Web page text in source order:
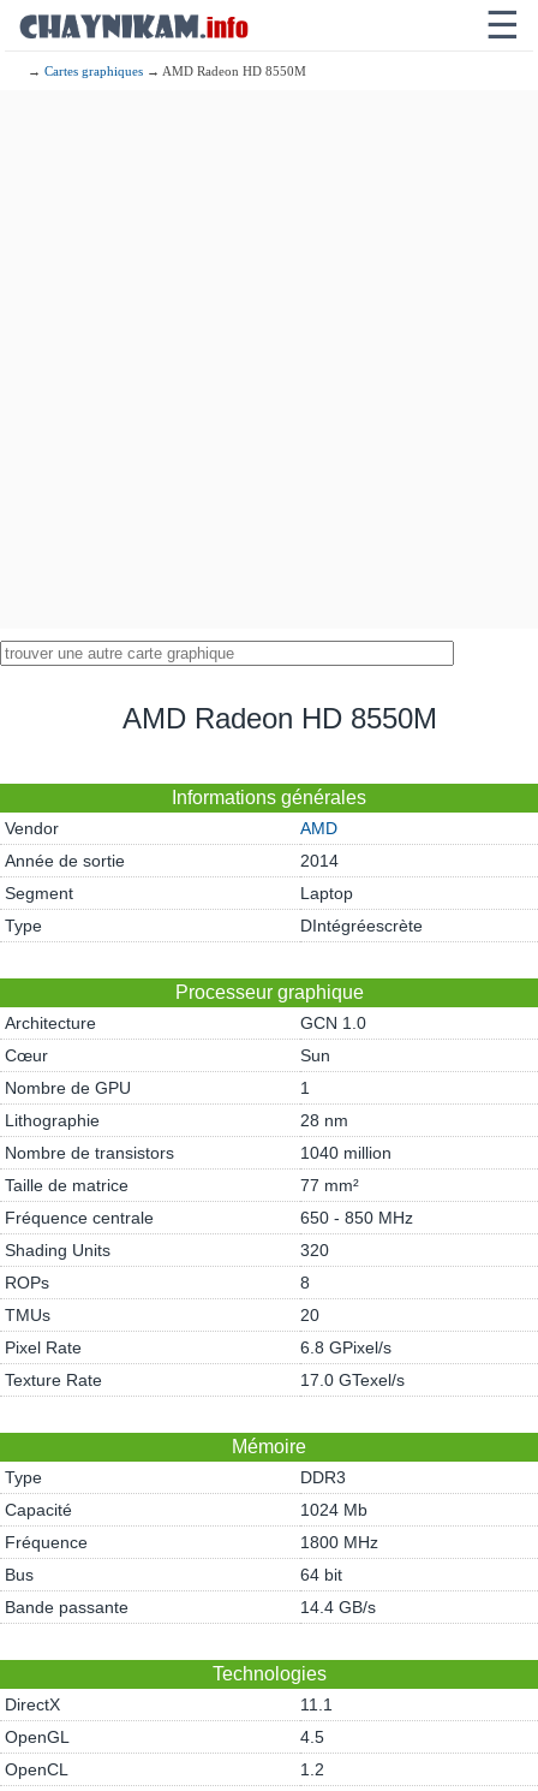
☰
→Cartes graphiques → AMD Radeon HD 8550M
AMD Radeon HD 8550M
Informations générales
Vendor
AMD
Année de sortie
2014
Segment
Laptop
Type
DIntégréescrète
Processeur graphique
Architecture
GCN 1.0
Cœur
Sun
Nombre de GPU
1
Lithographie
28 nm
Nombre de transistors
1040 million
Taille de matrice
77 mm²
Fréquence centrale
650 - 850 MHz
Shading Units
320
ROPs
8
TMUs
20
Pixel Rate
6.8 GPixel/s
Texture Rate
17.0 GTexel/s
Mémoire
Type
DDR3
Capacité
1024 Mb
Fréquence
1800 MHz
Bus
64 bit
Bande passante
14.4 GB/s
Technologies
DirectX
11.1
OpenGL
4.5
OpenCL
1.2